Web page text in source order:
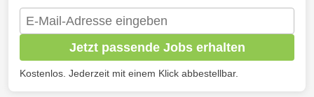
Jetzt passende Jobs erhalten
Kostenlos. Jederzeit mit einem Klick abbestellbar.